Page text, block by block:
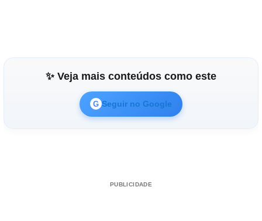
✨ Veja mais conteúdos como este
G Seguir no Google
PUBLICIDADE